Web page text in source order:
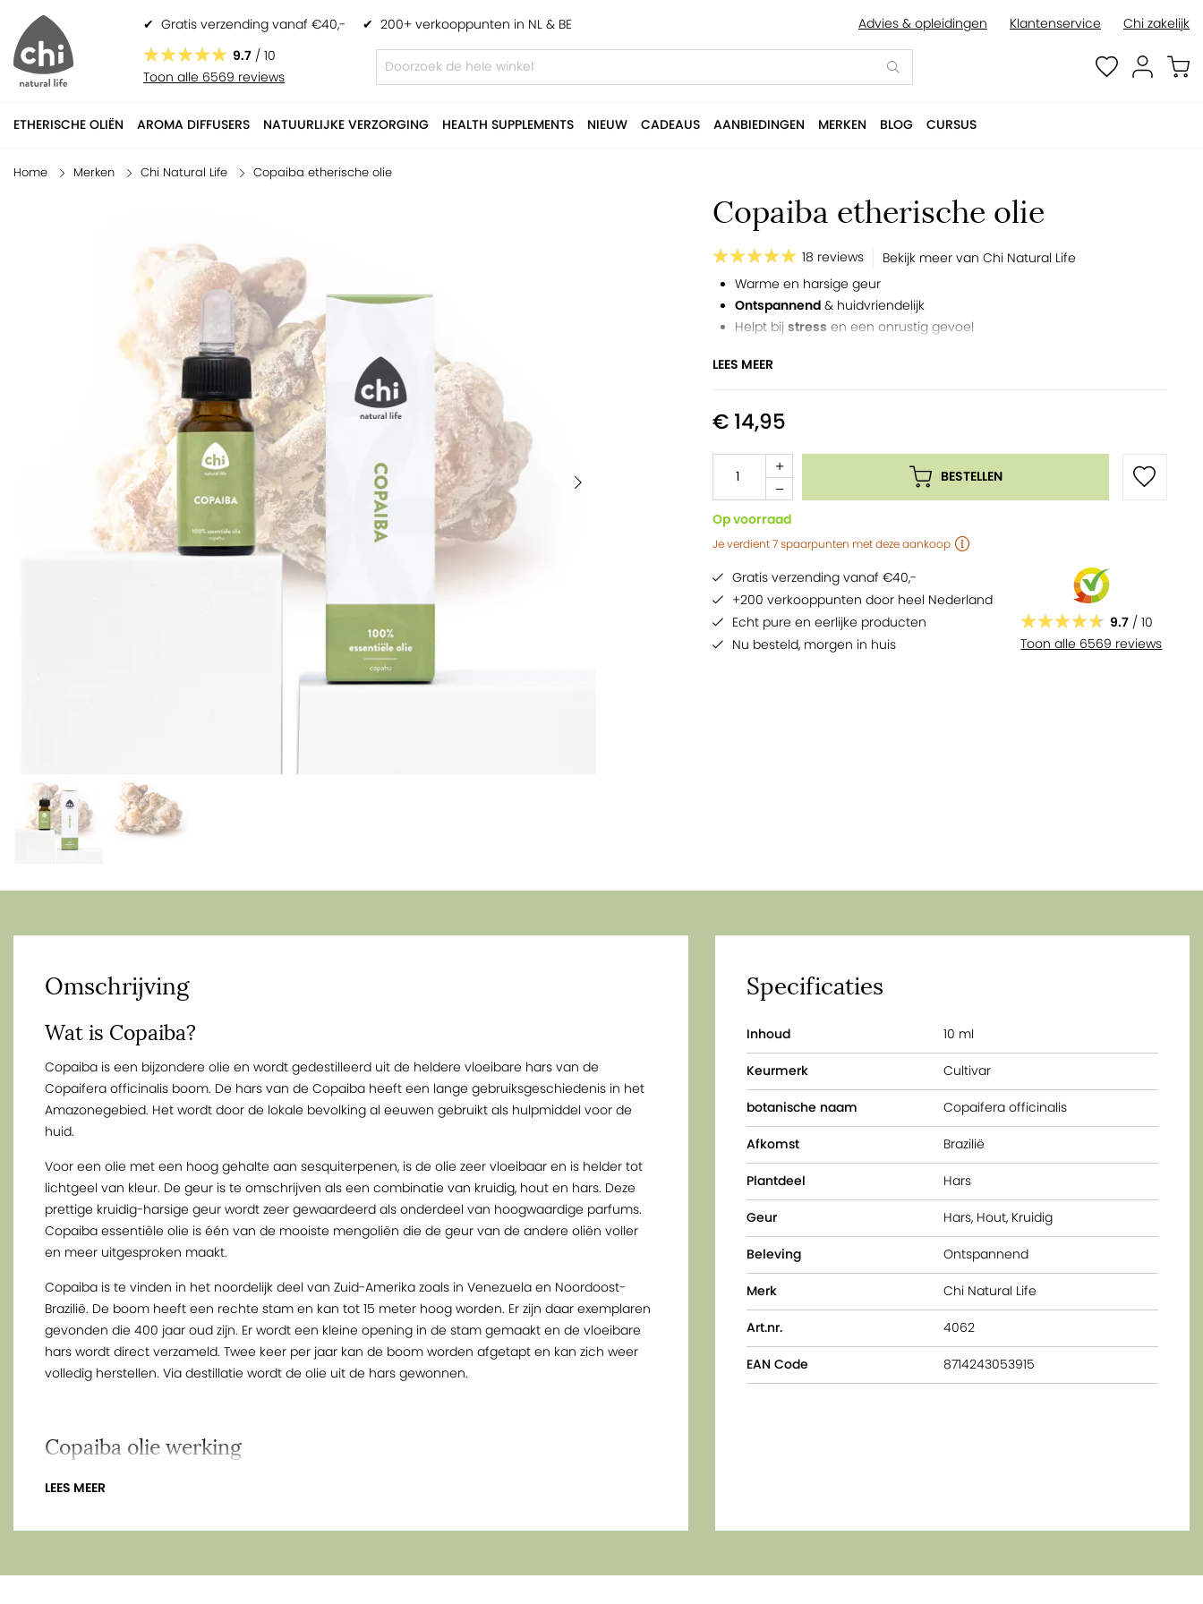
✔ Gratis verzending vanaf €40,- ✔ 200+ verkooppunten in NL & BE Advies & opleidingen Klantenservice
Chi zakelijk
9.7 / 10
Toon alle 6569 reviews
ETHERISCHE OLIËN AROMA DIFFUSERS NATUURLIJKE VERZORGING HEALTH SUPPLEMENTS NIEUW CADEAUS AANBIEDINGEN MERKEN BLOG CURSUS
Home Merken Chi Natural Life Copaiba etherische olie
Copaiba etherische olie
18 reviews
Bekijk meer van Chi Natural Life
Warme en harsige geur
Ontspannend & huidvriendelijk
Helpt bijstress en een onrustig gevoel
Bevat bèta-caryofylleen
LEES MEER
Copaiba etherische olie
€ 14,95
BESTELLEN
Op voorraad
Je verdient 7 spaarpunten met deze aankoop
Gratis verzending vanaf €40,-
+200 verkooppunten door heel Nederland
Echt pure en eerlijke producten
Nu besteld, morgen in huis
9.7 / 10
Toon alle 6569 reviews
Omschrijving
Wat is Copaiba?
Copaiba is een bijzondere olie en wordt gedestilleerd uit de heldere vloeibare hars van de
Copaifera officinalis boom. De hars van de Copaiba heeft een lange gebruiksgeschiedenis in het
Amazonegebied. Het wordt door de lokale bevolking al eeuwen gebruikt als hulpmiddel voor de
huid.
Voor een olie met een hoog gehalte aan sesquiterpenen, is de olie zeer vloeibaar en is helder tot
lichtgeel van kleur. De geur is te omschrijven als een combinatie van kruidig, hout en hars. Deze
prettige kruidig-harsige geur wordt zeer gewaardeerd als onderdeel van hoogwaardige parfums.
Copaiba essentiële olie is één van de mooiste mengoliën die de geur van de andere oliën voller
en meer uitgesproken maakt.
Copaiba is te vinden in het noordelijk deel van Zuid-Amerika zoals in Venezuela en Noordoost-
Brazilië. De boom heeft een rechte stam en kan tot 15 meter hoog worden. Er zijn daar exemplaren
gevonden die 400 jaar oud zijn. Er wordt een kleine opening in de stam gemaakt en de vloeibare
hars wordt direct verzameld. Twee keer per jaar kan de boom worden afgetapt en kan zich weer
volledig herstellen. Via destillatie wordt de olie uit de hars gewonnen.
Copaiba olie werking
Copaiba olie werkt ontspannend op lichaam en geest. Tegelijkertijd helpt copaiba om de
LEES MEER
Specificaties
Inhoud 10 ml
Keurmerk Cultivar
botanische naam Copaifera officinalis
Afkomst Brazilië
Plantdeel Hars
Geur Hars, Hout, Kruidig
Beleving Ontspannend
Merk Chi Natural Life
Art.nr. 4062
EAN Code 8714243053915